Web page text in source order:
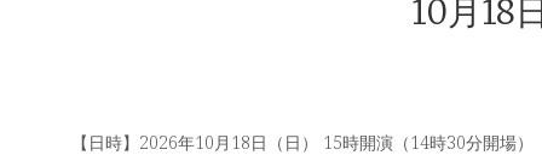
10月18
【日時】2026年10月18日（日） 15時開演（14時30分開場